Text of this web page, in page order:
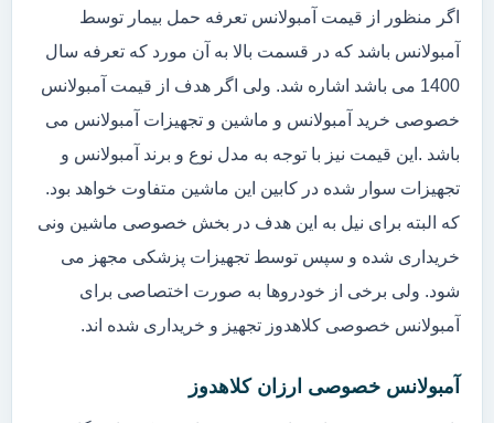
اگر منظور از قیمت آمبولانس تعرفه حمل بیمار توسط
آمبولانس باشد که در قسمت بالا به آن مورد که تعرفه سال
1400 می باشد اشاره شد. ولی اگر هدف از قیمت آمبولانس
خصوصی خرید آمبولانس و ماشین و تجهیزات آمبولانس می
باشد .این قیمت نیز با توجه به مدل نوع و برند آمبولانس و
تجهیزات سوار شده در کابین این ماشین متفاوت خواهد بود.
که البته برای نیل به این هدف در بخش خصوصی ماشین ونی
خریداری شده و سپس توسط تجهیزات پزشکی مجهز می
شود. ولی برخی از خودروها به صورت اختصاصی برای
آمبولانس خصوصی کلاهدوز تجهیز و خریداری شده اند.
آمبولانس خصوصی ارزان کلاهدوز